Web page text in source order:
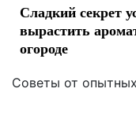
Сладкий секрет
вырастить
огороде
Советы от